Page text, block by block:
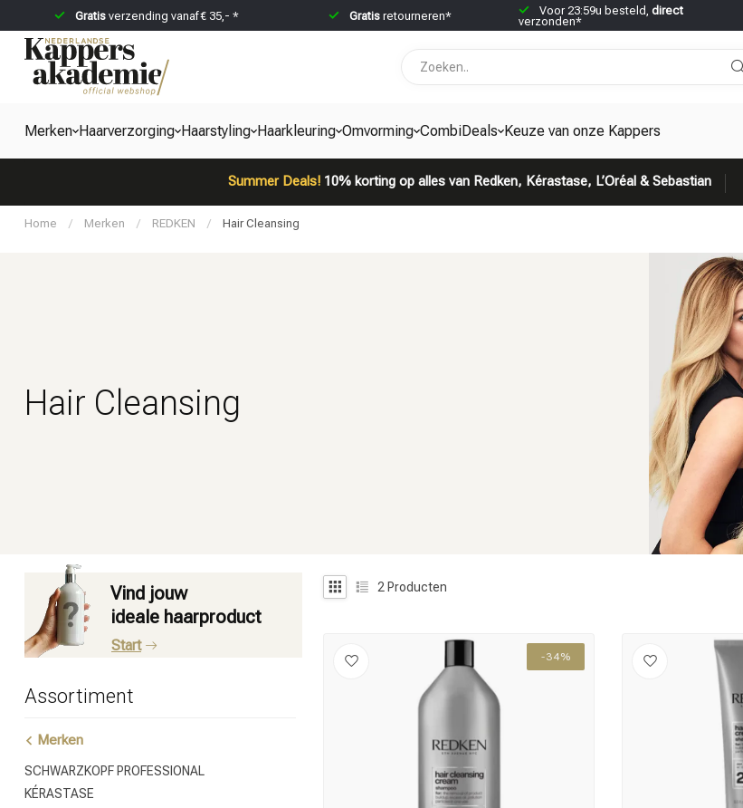
Gratisverzending vanaf € 35,- * Gratisretourneren* Voor 23:59u besteld, direct
verzonden*
Merken Haarverzorging Haarstyling Haarkleuring Omvorming CombiDeals Keuze van onze Kappers
Summer Deals!10% korting op alles van Redken, Kérastase, L’Oréal & Sebastian
Home / Merken / REDKEN / Hair Cleansing
Hair Cleansing
Vind jouw
ideale haarproduct
Start
Assortiment
Merken
SCHWARZKOPF PROFESSIONAL
KÉRASTASE
2 Producten
-34%